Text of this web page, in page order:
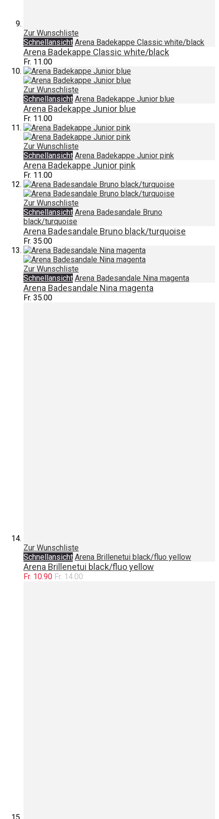
Zur Wunschliste
Schnellansicht Arena Badekappe Classic white/black
Arena Badekappe Classic white/black
Fr. 11.00
Zur Wunschliste
Schnellansicht Arena Badekappe Junior blue
Arena Badekappe Junior blue
Fr. 11.00
Zur Wunschliste
Schnellansicht Arena Badekappe Junior pink
Arena Badekappe Junior pink
Fr. 11.00
Zur Wunschliste
Schnellansicht Arena Badesandale Bruno
black/turquoise
Arena Badesandale Bruno black/turquoise
Fr. 35.00
Zur Wunschliste
Schnellansicht Arena Badesandale Nina magenta
Arena Badesandale Nina magenta
Fr. 35.00
Zur Wunschliste
Schnellansicht Arena Brillenetui black/fluo yellow
Arena Brillenetui black/fluo yellow
Fr. 10.90 Fr. 14.00